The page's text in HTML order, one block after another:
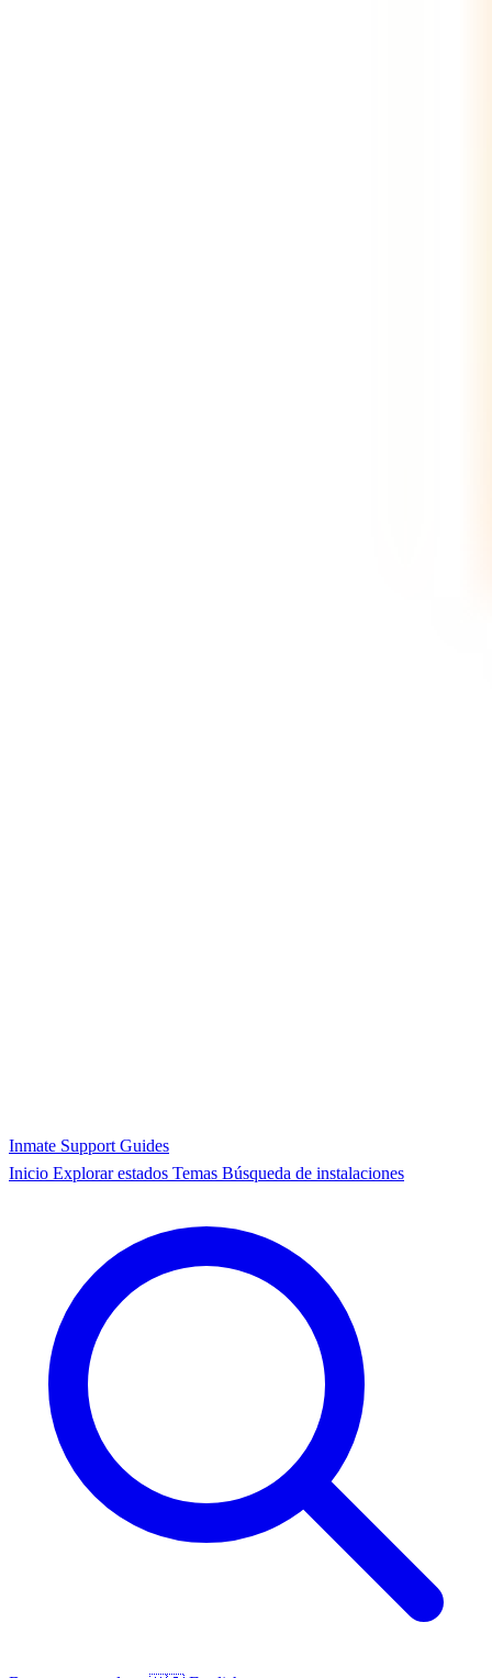
Inmate Support Guides
Inicio Explorar estados Temas Búsqueda de instalaciones